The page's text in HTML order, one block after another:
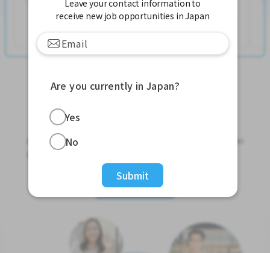
求人掲載 ２週間前
Jobs For Foreigners In Japan
Apply for Part-Time Jobs, Full-Time Jobs and Tokutei
Get Started
Leave your contact information to
receive new job opportunities in Japan
Are you currently in Japan?
Yes
No
Submit